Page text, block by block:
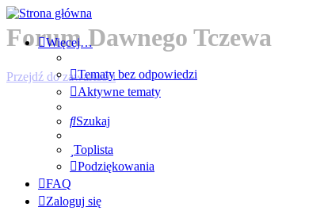
Forum Dawnego Tczewa
Przejdź do zawartości
Więcej…
Tematy bez odpowiedzi
Aktywne tematy
Szukaj
Toplista
Podziękowania
FAQ
Zaloguj się